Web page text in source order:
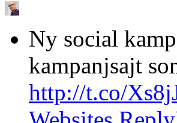
Ny social
kampanjsajt
http://t.co/